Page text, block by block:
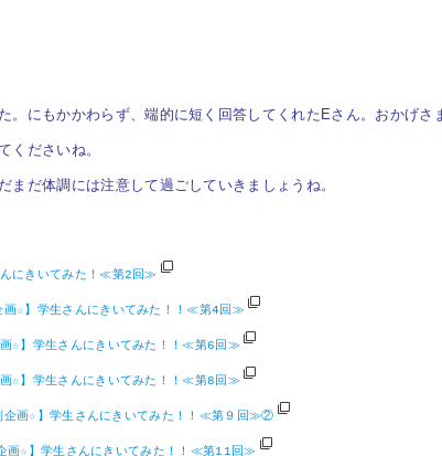
。にもかかわらず、端的に短く回答してくれたEさん。おかげ
くださいね。
だ体調には注意して過ごしていきましょうね。
んにきいてみた！≪第2回≫
画☆】学生さんにきいてみた！！≪第4回≫
画☆】学生さんにきいてみた！！≪第6回≫
画☆】学生さんにきいてみた！！≪第8回≫
企画☆】学生さんにきいてみた！！≪第９回≫②
企画☆】学生さんにきいてみた！！≪第11回≫